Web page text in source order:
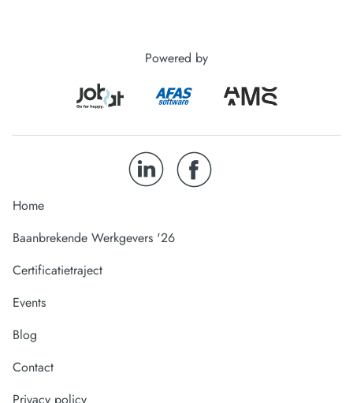
Powered by
Home
Baanbrekende Werkgevers '26
Certificatietraject
Events
Blog
Contact